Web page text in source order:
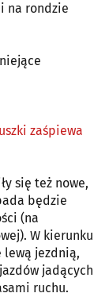
na rondzie
zaśpiewa
się też nowe,
będzie
(na
W kierunku
lewą jezdnią,
jadących
ruchu.